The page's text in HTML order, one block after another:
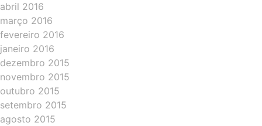
abril 2016
março 2016
fevereiro 2016
janeiro 2016
dezembro 2015
novembro 2015
outubro 2015
setembro 2015
agosto 2015